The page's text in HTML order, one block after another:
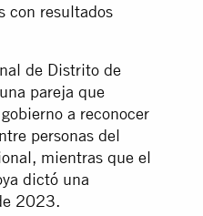
con resultados
de Distrito de
pareja que
a reconocer
personas del
mientras que el
dictó una
2023.